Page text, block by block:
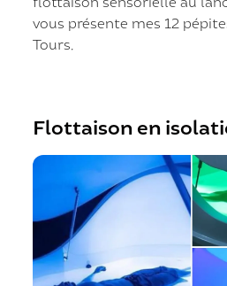
vous présente mes 12
Tours.
Flottaison en